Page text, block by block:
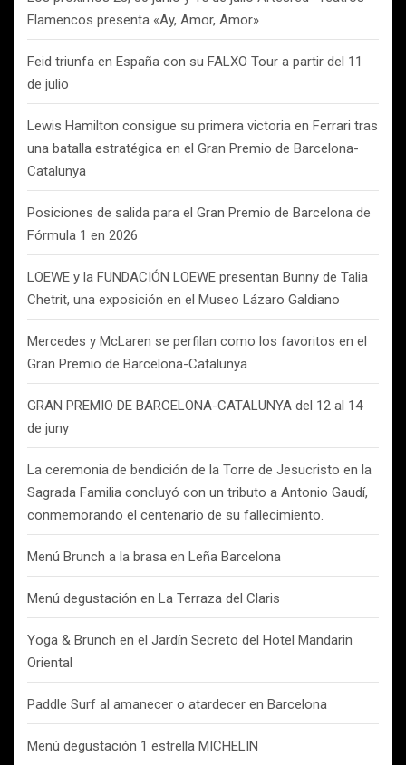
Flamencos presenta «Ay, Amor, Amor»
Feid triunfa en España con su FALXO Tour a partir del 11
de julio
Lewis Hamilton consigue su primera victoria en Ferrari tras
una batalla estratégica en el Gran Premio de Barcelona-
Catalunya
Posiciones de salida para el Gran Premio de Barcelona de
Fórmula 1 en 2026
LOEWE y la FUNDACIÓN LOEWE presentan Bunny de Talia
Chetrit, una exposición en el Museo Lázaro Galdiano
Mercedes y McLaren se perfilan como los favoritos en el
Gran Premio de Barcelona-Catalunya
GRAN PREMIO DE BARCELONA-CATALUNYA del 12 al 14
de juny
La ceremonia de bendición de la Torre de Jesucristo en la
Sagrada Familia concluyó con un tributo a Antonio Gaudí,
conmemorando el centenario de su fallecimiento.
Menú Brunch a la brasa en Leña Barcelona
Menú degustación en La Terraza del Claris
Yoga & Brunch en el Jardín Secreto del Hotel Mandarin
Oriental
Paddle Surf al amanecer o atardecer en Barcelona
Menú degustación 1 estrella MICHELIN